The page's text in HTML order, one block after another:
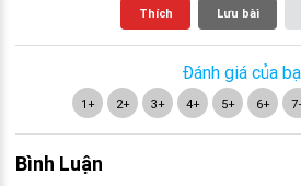
Thích Lưu bài
Đánh giá của
1+ 2+ 3+ 4+ 5+ 6+
Bình Luận